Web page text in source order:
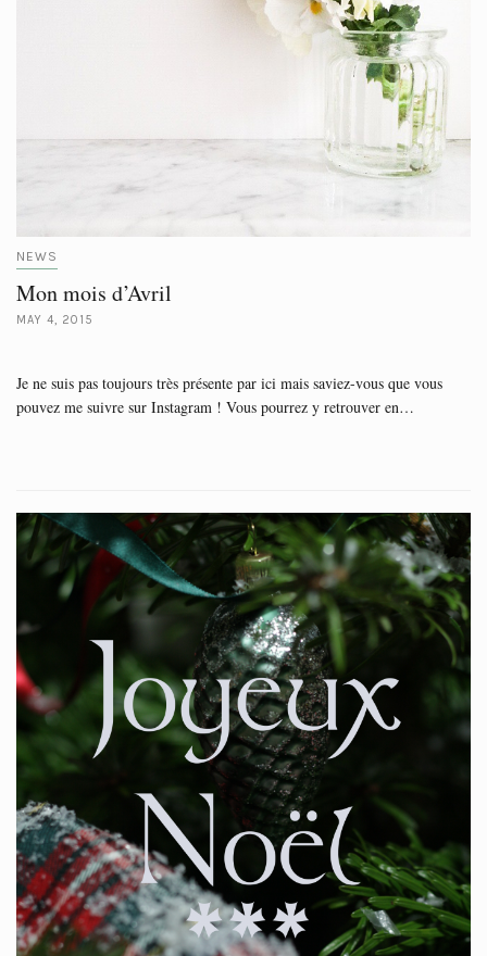
NEWS
Mon mois d’Avril
MAY 4, 2015
Je ne suis pas toujours très présente par ici mais saviez-vous que vous
pouvez me suivre sur Instagram ! Vous pourrez y retrouver en…